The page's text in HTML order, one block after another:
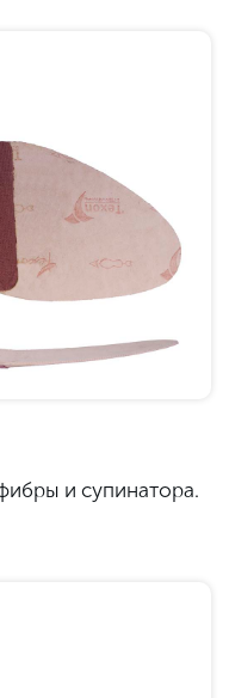
и супинатора.